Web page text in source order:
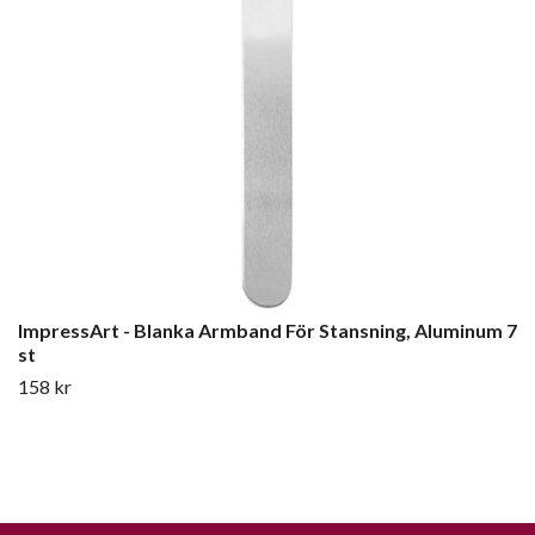
ImpressArt - Blanka Armband För Stansning, Aluminum 7
st
158 kr